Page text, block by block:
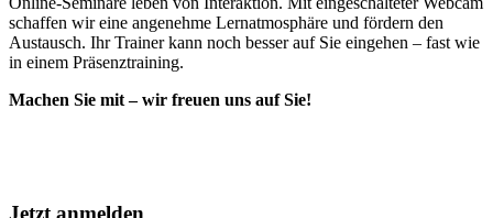
schaffen wir eine angenehme Lernatmosphäre und fördern den
Austausch. Ihr Trainer kann noch besser auf Sie eingehen – fast wie
in einem Präsenztraining.
Machen Sie mit – wir freuen uns auf Sie!
Jetzt anmelden